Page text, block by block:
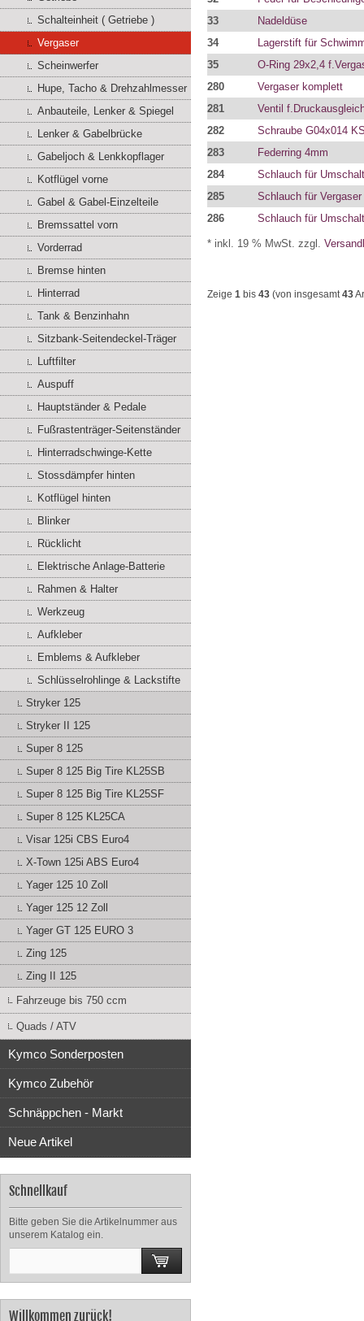
Schalteinheit ( Getriebe )
Vergaser
Scheinwerfer
Hupe, Tacho & Drehzahlmesser
Anbauteile, Lenker & Spiegel
Lenker & Gabelbrücke
Gabeljoch & Lenkkopflager
Kotflügel vorne
Gabel & Gabel-Einzelteile
Bremssattel vorn
Vorderrad
Bremse hinten
Hinterrad
Tank & Benzinhahn
Sitzbank-Seitendeckel-Träger
Luftfilter
Auspuff
Hauptständer & Pedale
Fußrastenträger-Seitenständer
Hinterradschwinge-Kette
Stossdämpfer hinten
Kotflügel hinten
Blinker
Rücklicht
Elektrische Anlage-Batterie
Rahmen & Halter
Werkzeug
Aufkleber
Emblems & Aufkleber
Schlüsselrohlinge & Lackstifte
Stryker 125
Stryker II 125
Super 8 125
Super 8 125 Big Tire KL25SB
Super 8 125 Big Tire KL25SF
Super 8 125 KL25CA
Visar 125i CBS Euro4
X-Town 125i ABS Euro4
Yager 125 10 Zoll
Yager 125 12 Zoll
Yager GT 125 EURO 3
Zing 125
Zing II 125
Fahrzeuge bis 750 ccm
Quads / ATV
Kymco Sonderposten
Kymco Zubehör
Schnäppchen - Markt
Neue Artikel
Schnellkauf
Bitte geben Sie die Artikelnummer aus
unserem Katalog ein.
Willkommen zurück!
33
Nadeldüse
34
Lagerstift für
35
O-Ring 29x2,4
280
Vergaser komplett
281
Ventil
282
Schraube G04x014
283
Federring 4mm
284
Schlauch für
285
Schlauch für Vergaser
286
Schlauch für
* inkl. 19 % MwSt. zzgl.
Zeige 1 bis 43 (von insgesamt43